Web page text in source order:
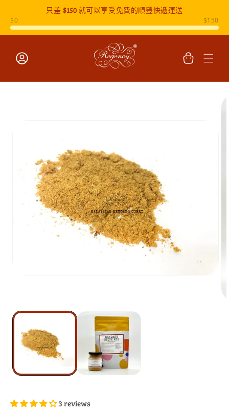
只差 $150就可以享受免費的順豐快遞運送
物
3 reviews